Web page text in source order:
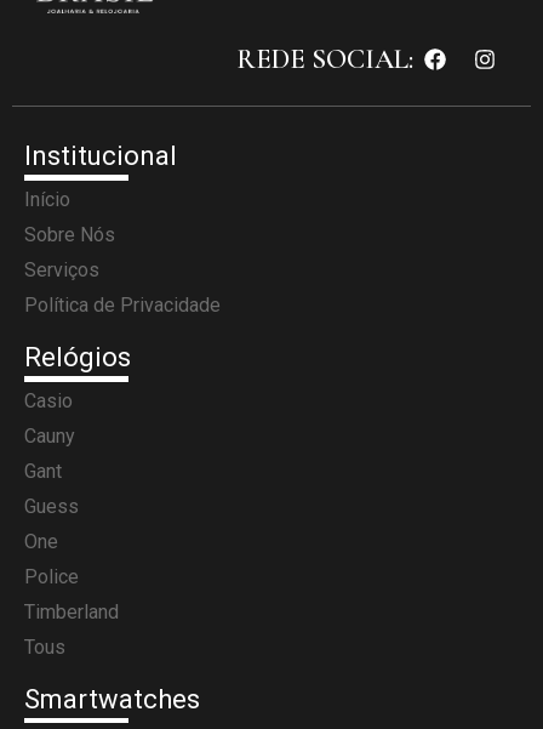
REDE SOCIAL:
Institucional
Início
Sobre Nós
Serviços
Política de Privacidade
Relógios
Casio
Cauny
Gant
Guess
One
Police
Timberland
Tous
Smartwatches